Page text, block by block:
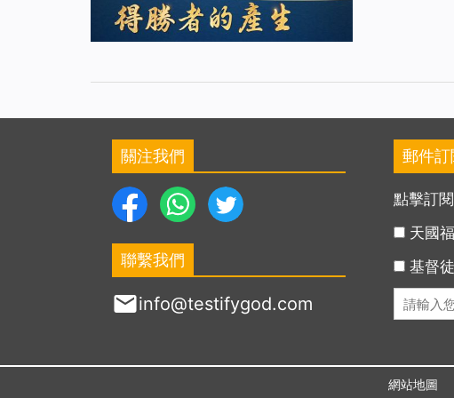
關注我們
聯繫我們
info@testifygod.com
郵件訂
點擊訂
天國
基督
網站地圖